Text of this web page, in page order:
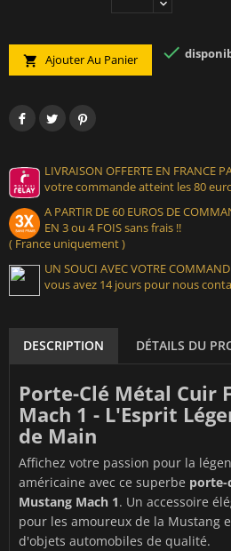
 Ajouter Au Panier 
LIVRAISON OFFERTE EN FRANCE
votre commande atteint les 80
A PARTIR DE 60 EUROS DE
EN 3 ou 4 FOIS sans frais !!
( France uniquement )
UN SOUCI AVEC VOTRE
vous avez 14 jours pour nous
DESCRIPTION DÉTAILS DU
Porte-Clé Métal Cuir
Mach 1 - L'Esprit
de Main
Affichez votre passion pour la
américaine avec ce superbe porte-
Mustang Mach 1. Un accessoire
pour les amoureux de la Mustang
d'objets automobiles de qualité.